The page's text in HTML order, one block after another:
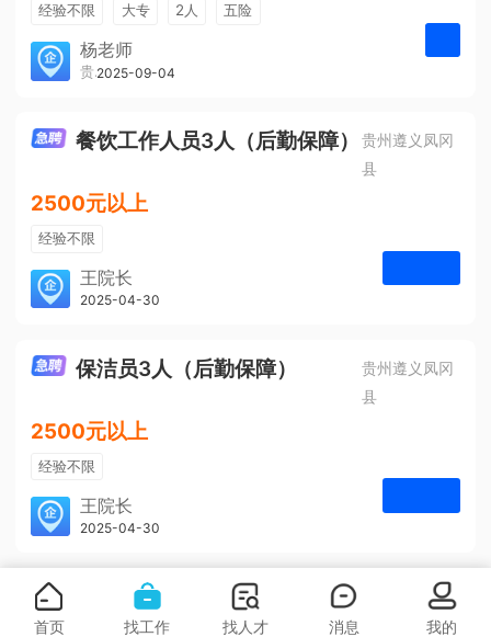
经验不限 大专 2人
五险
带薪年假
年终奖
免费培训
包住宿
杨老师
贵州大美前程文化发展有限公司
2025-09-04
餐饮工作人员3人（后勤保障）
贵州遵义凤冈
县
2500元以上
经验不限
学历不限
3人
王院长
凤冈安宁医院
2025-04-30
保洁员3人（后勤保障）
贵州遵义凤冈
县
2500元以上
经验不限
学历不限
3人
王院长
凤冈安宁医院
2025-04-30
首页 找工作 找人才 消息 我的